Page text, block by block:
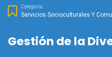
Categoría
Servicios Socioculturales Y
Gestión de la